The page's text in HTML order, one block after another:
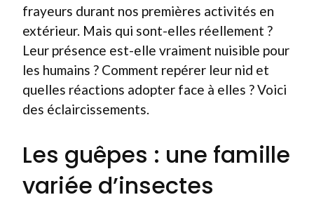
frayeurs durant nos premières activités en
extérieur. Mais qui sont-elles réellement ?
Leur présence est-elle vraiment nuisible pour
les humains ? Comment repérer leur nid et
quelles réactions adopter face à elles ? Voici
des éclaircissements.
Les guêpes : une famille
variée d’insectes